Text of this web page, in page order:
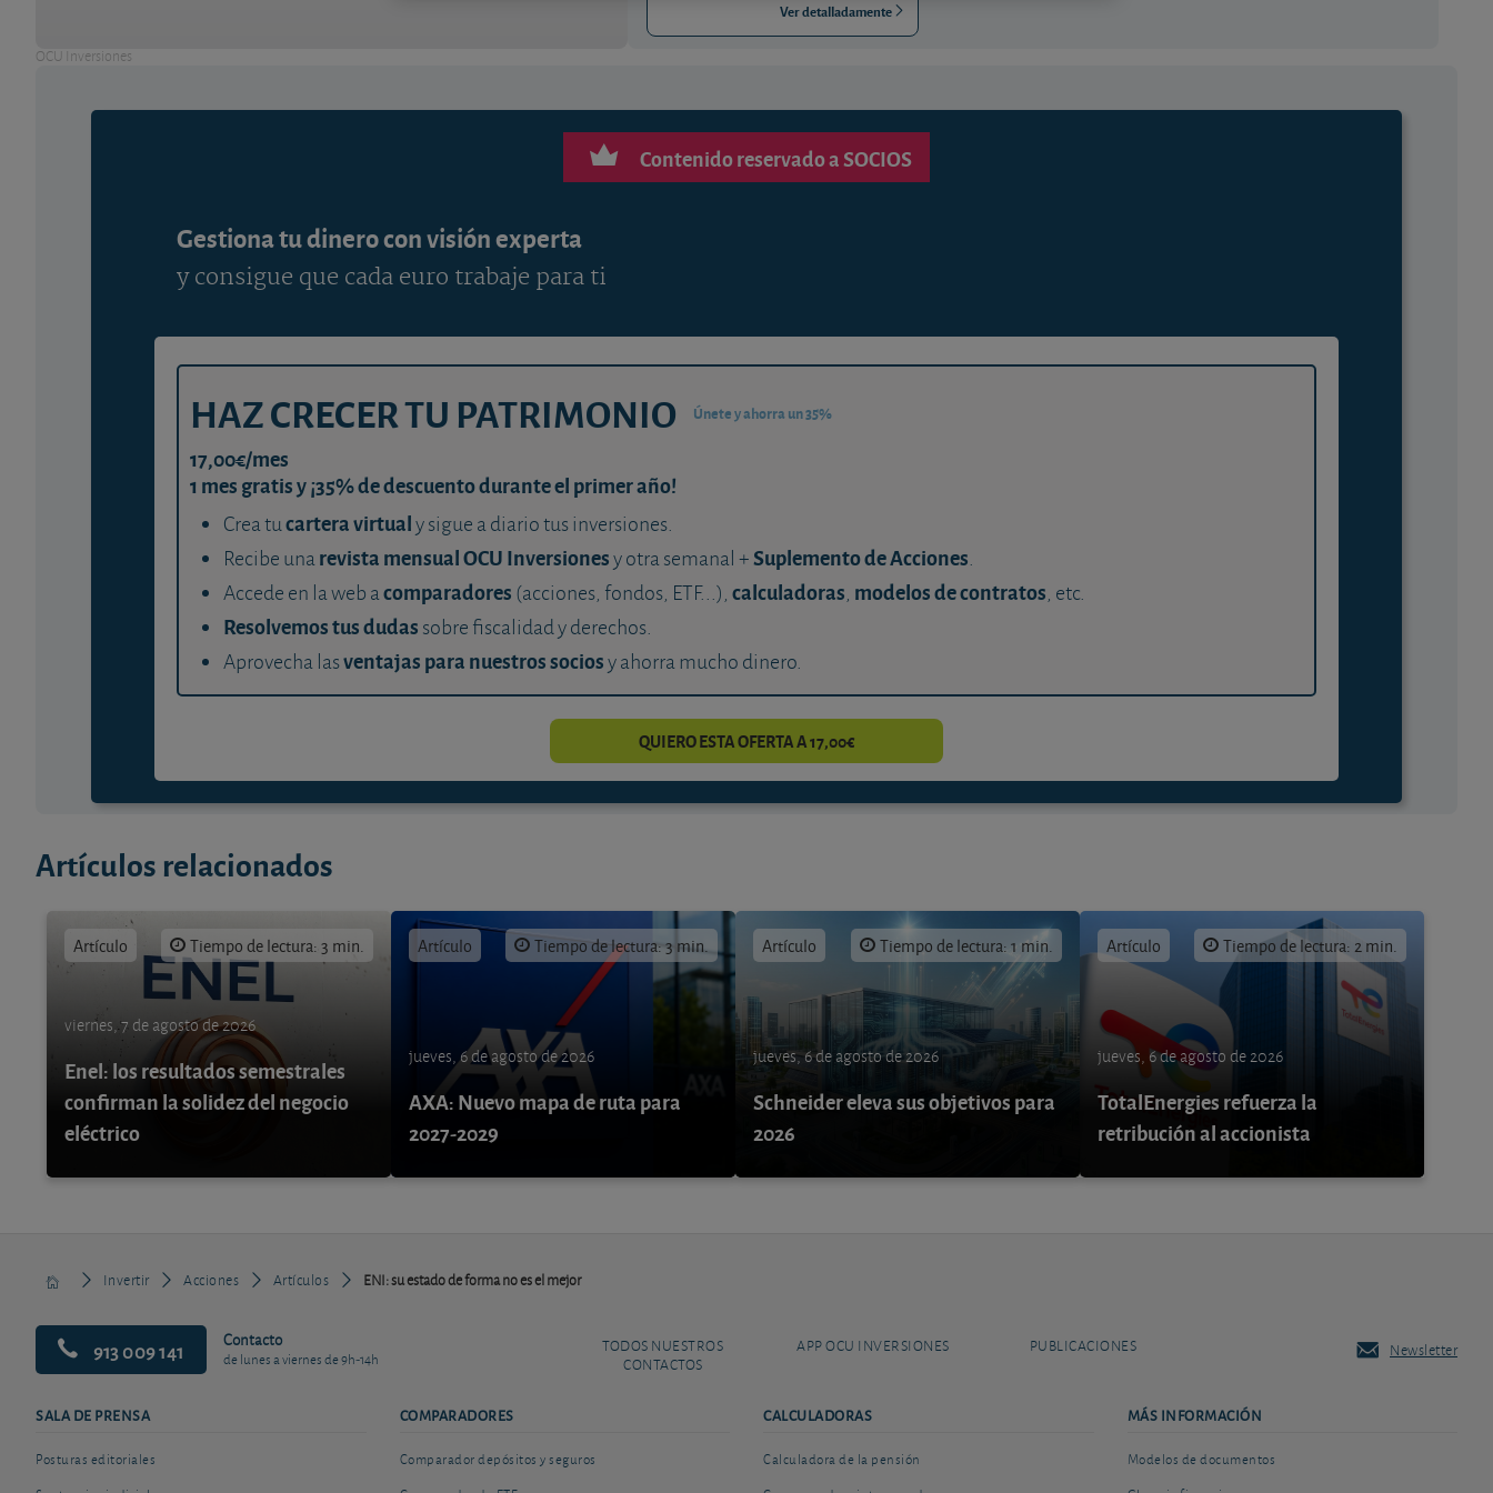
OCU Inversiones
Ver detalladamente
Contenido reservado a SOCIOS
Gestiona tu dinero con visión experta
y consigue que cada euro trabaje para ti
HAZ CRECER TU PATRIMONIO Únete y ahorra un 35%
17,00€/mes
1 mes gratis y ¡35% de descuento durante el primer año!
Crea tucartera virtualy sigue a diario tus inversiones.
Recibe unarevista mensual OCU Inversionesy otra semanal +Suplemento de Acciones.
Accede en la web acomparadores (acciones, fondos, ETF...), calculadoras, modelos de contratos, etc.
Resolvemos tus dudas sobre fiscalidad y derechos.
Aprovecha lasventajas para nuestros sociosy ahorra mucho dinero.
QUIERO ESTA OFERTA A 17,00€
Artículos relacionados
Artículo Tiempo de lectura: 3 min.
viernes, 7 de agosto de 2026
Enel: los resultados semestrales
confirman la solidez del negocio
eléctrico
Artículo Tiempo de lectura: 3 min.
jueves, 6 de agosto de 2026
AXA: Nuevo mapa de ruta para
2027-2029
Artículo Tiempo de lectura: 1 min.
jueves, 6 de agosto de 2026
Schneider eleva sus objetivos para
2026
Artículo Tiempo de lectura: 2 min.
jueves, 6 de agosto de 2026
TotalEnergies refuerza la
retribución al accionista
Invertir Acciones Artículos ENI: su estado de forma no es el mejor
913 009 141 Contacto
de lunes a viernes de 9h-14h
TODOS NUESTROS
CONTACTOS
APP OCU INVERSIONES PUBLICACIONES Newsletter
SALA DE PRENSA
Posturas editoriales
COMPARADORES
Comparador depósitos y seguros
CALCULADORAS
Calculadora de la pensión
MÁS INFORMACIÓN
Modelos de documentos